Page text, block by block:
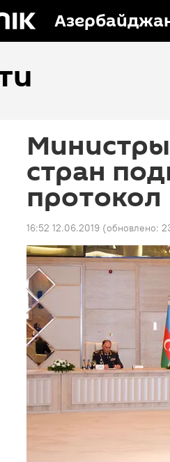
стран
протокол
16:52 12.06.2019 (обновлено: